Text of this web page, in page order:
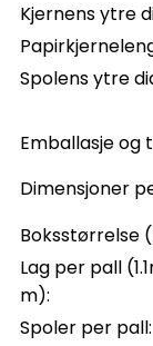
Kjernens ytre
Spolens ytre
Emballasje og
Dimensjoner
Boksstørrelse
Lag per pall
m):
Spoler per pall: